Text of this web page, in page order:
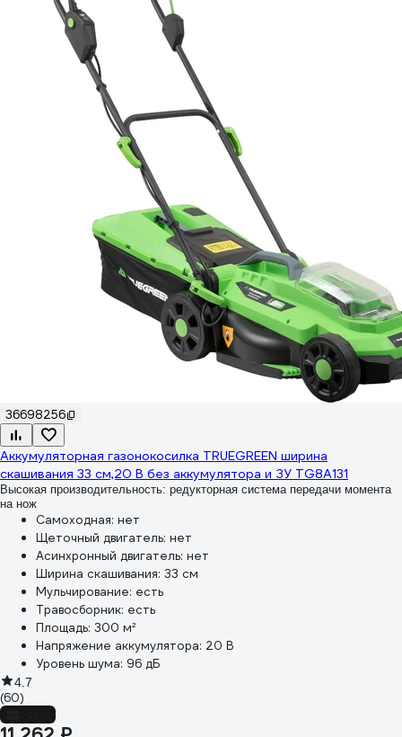
36698256
Аккумуляторная газонокосилка TRUEGREEN ширина
скашивания 33 см,20 В без аккумулятора и ЗУ TG8A131
Высокая производительность: редукторная система передачи момента
на нож
Самоходная: нет
Щеточный двигатель: нет
Асинхронный двигатель: нет
Ширина скашивания: 33 см
Мульчирование: есть
Травосборник: есть
Площадь: 300 м²
Напряжение аккумулятора: 20 В
Уровень шума: 96 дБ
4.7
(60)